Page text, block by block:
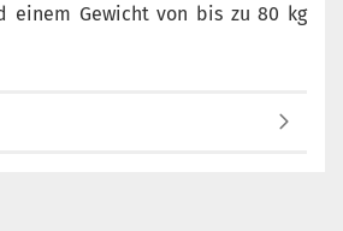
einem Gewicht von bis zu 80 kg